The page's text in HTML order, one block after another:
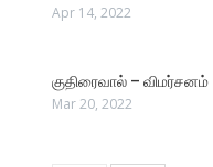
Apr 14, 2022
குதிரைவால் – விமர்சனம்
Mar 20, 2022